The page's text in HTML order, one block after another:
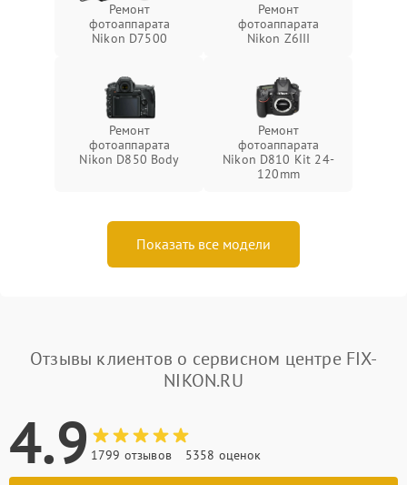
Ремонт
фотоаппарата
Nikon D7500
Ремонт
фотоаппарата
Nikon Z6III
Ремонт
фотоаппарата
Nikon D850 Body
Ремонт
фотоаппарата
Nikon D810 Kit 24-
120mm
Показать все модели
Отзывы клиентов о сервисном центре FIX-
NIKON.RU
4.9 1799 отзывов 5358 оценок